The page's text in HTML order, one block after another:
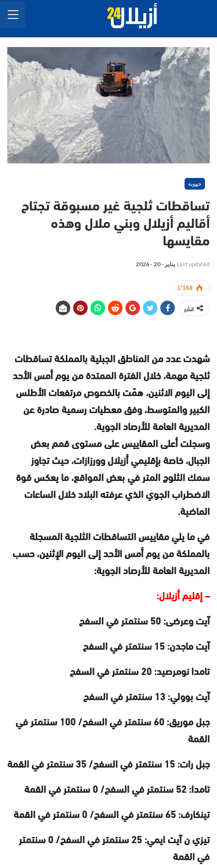
جهوية
تساقطات ثلجية غير مسبوقة تجتاح
أقاليم أزيلال وبني ملال وهذه
مقايسها
Last updated يناير - 20 - 2026
1٬168
انشر
شهدت عدد من المناطق الجبلية بالمملكة تساقطات
ثلجية مهمة، خلال الفترة الممتدة من يوم أمس الأحد
إلى اليوم الاثنين، همّت بالخصوص مرتفعات الأطلس
الكبير والمتوسط، وفق معطيات رسمية صادرة عن
المديرية العامة للأرصاد الجوية.
وسجلت أعلى المقاييس على مستوى قمم بعض
الجبال، خاصة بإقليمي أزيلال وورزازات، حيث تجاوز
سمك الثلوج المتر في بعض المواقع، ما يعكس قوة
الاضطراب الجوي الذي عرفته البلاد خلال الساعات
الماضية.
في ما يلي مقاييس التساقطات الثلجية المسجلة
بالمملكة من يوم أمس الأحد إلى اليوم الإثنين، حسب
المديرية العامة للأرصاد الجوية:
– إقليم أزيلال:
آيت وعرضى: 50 سنتمتر في السفح
آيت ماجدن: 15 سنتمتر في السفح
تامدا نومرصيد: 20 سنتمتر في السفح
آيت بوولي: 13 سنتمتر في السفح
جبل موريق: 60 سنتمتر في السفح/ 100 سنتمتر في
القمة
جبل رات: 15 سنتمتر في السفح/ 35 سنتمتر في القمة
تامدا: 52 سنتمتر في السفح/ 0 سنتمتر في القمة
تينكارف: 65 سنتمتر في السفح/ 0 سنتمتر في القمة
تيزي ن آيت ايمي: 25 سنتمتر في السفح/ 0 سنتمتر
في القمة